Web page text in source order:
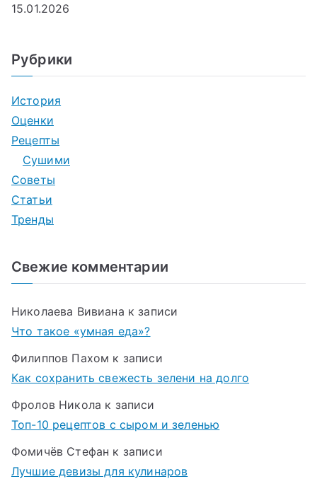
15.01.2026
Рубрики
История
Оценки
Рецепты
Сушими
Советы
Статьи
Тренды
Свежие комментарии
Николаева Вивиана к записи
Что такое «умная еда»?
Филиппов Пахом к записи
Как сохранить свежесть зелени на долго
Фролов Никола к записи
Топ-10 рецептов с сыром и зеленью
Фомичёв Стефан к записи
Лучшие девизы для кулинаров